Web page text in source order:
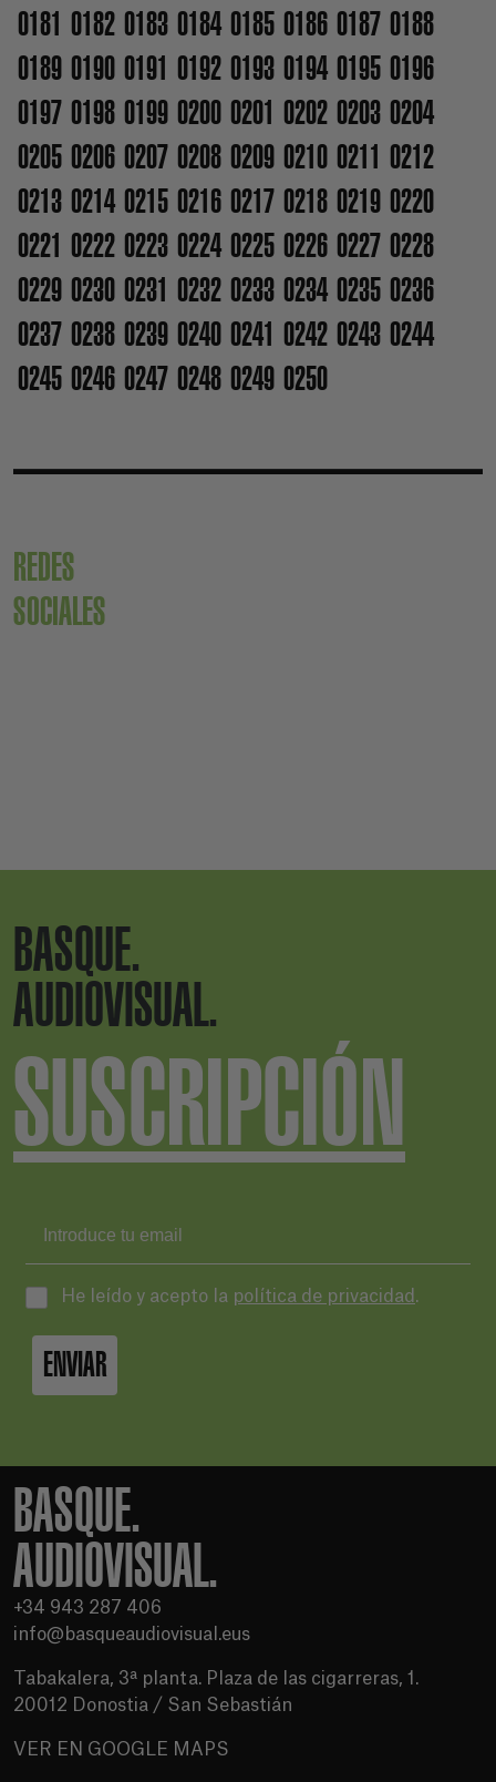
0181 0182 0183 0184 0185 0186 0187 0188
0189 0190 0191 0192 0193 0194 0195 0196
0197 0198 0199 0200 0201 0202 0203 0204
0205 0206 0207 0208 0209 0210 0211 0212
0213 0214 0215 0216 0217 0218 0219 0220
0221 0222 0223 0224 0225 0226 0227 0228
0229 0230 0231 0232 0233 0234 0235 0236
0237 0238 0239 0240 0241 0242 0243 0244
0245 0246 0247 0248 0249 0250
REDES
SOCIALES
BASQUE.
AUDIOVISUAL.
SUSCRIPCIÓN
He leído y acepto la política de privacidad .
ENVIAR
BASQUE.
AUDIOVISUAL.
+34 943 287 406
info@basqueaudiovisual.eus
Tabakalera, 3ª planta. Plaza de las cigarreras, 1.
20012 Donostia / San Sebastián
VER EN GOOGLE MAPS